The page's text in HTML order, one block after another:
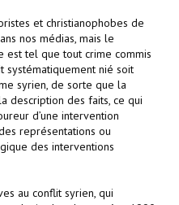
et christianophobes de
nos médias, mais le
est tel que tout crime commis
systématiquement nié soit
syrien, de sorte que la
description des faits, ce qui
d’une intervention
représentations ou
des interventions
au conflit syrien, qui